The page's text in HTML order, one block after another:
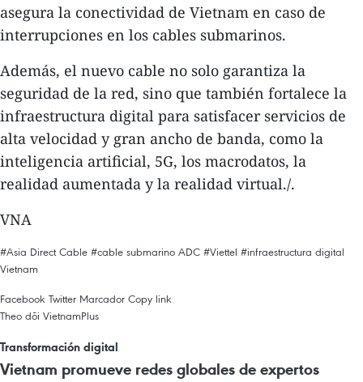
asegura la conectividad de Vietnam en caso de
interrupciones en los cables submarinos.
Además, el nuevo cable no solo garantiza la
seguridad de la red, sino que también fortalece la
infraestructura digital para satisfacer servicios de
alta velocidad y gran ancho de banda, como la
inteligencia artificial, 5G, los macrodatos, la
realidad aumentada y la realidad virtual./.
VNA
#Asia Direct Cable #cable submarino ADC #Viettel #infraestructura digital
Vietnam
Facebook Twitter Marcador Copy link
Theo dõi VietnamPlus
Transformación digital
Vietnam promueve redes globales de expertos